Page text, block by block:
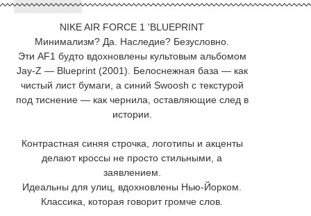
NIKE AIR FORCE 1 'BLUEPRINT
Минимализм? Да. Наследие? Безусловно.
Эти AF1 будто вдохновлены культовым альбомом
Jay-Z — Blueprint (2001). Белоснежная база — как
чистый лист бумаги, а синий Swoosh с текстурой
под тиснение — как чернила, оставляющие след в
истории.
Контрастная синяя строчка, логотипы и акценты
делают кроссы не просто стильными, а
заявлением.
Идеальны для улиц, вдохновлены Нью-Йорком.
Классика, которая говорит громче слов.